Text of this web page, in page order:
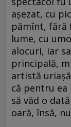
aşezat, cu
pămînt, fără
lume, cu
alocuri, iar
principală,
artistă
că pentru ea
să văd o
oară, însă,